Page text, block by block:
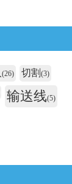
(26) 切割 (3)
输送线(5)